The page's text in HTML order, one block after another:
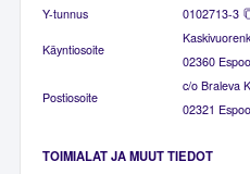
Y-tunnus
0102713-3
Käyntiosoite
02360 Espoo
Postiosoite
c/o Braleva
02321 Espoo
TOIMIALAT JA MUUT TIEDOT